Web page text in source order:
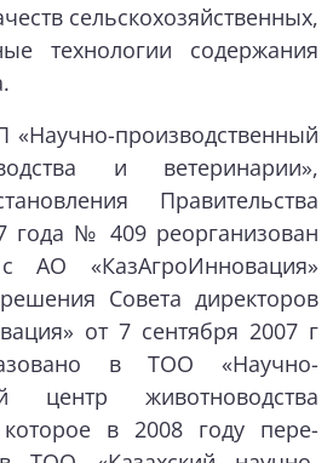
сельскохозяйственных,
технологии содержания
производственный
и ветеринарии»,
Правительства
года № 409 реорганизован
АО «КазАгроИнновация»
Совета директоров
от 7 сентября 2007 г
в ТОО «Научно-
центр животноводства
в 2008 году пере-